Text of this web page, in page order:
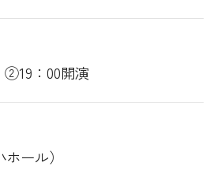
：00開演
ール）